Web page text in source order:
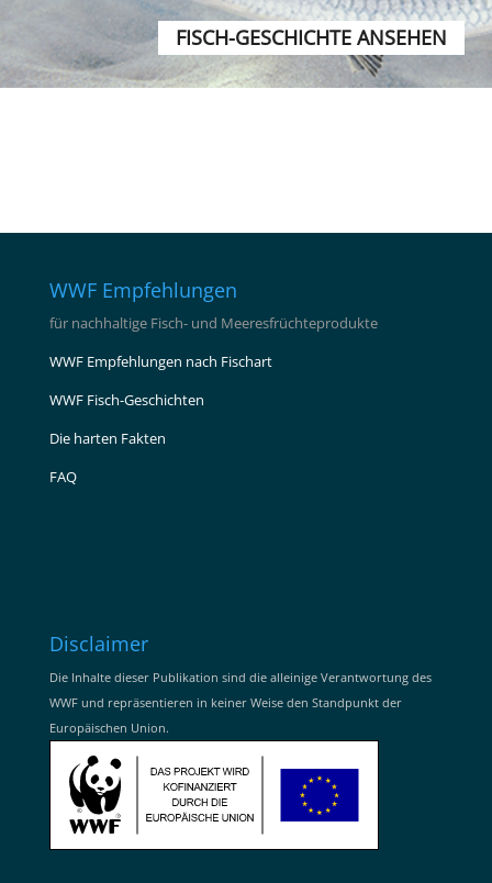
FISCH-GESCHICHTE ANSEHEN
WWF Empfehlungen
für nachhaltige Fisch- und Meeresfrüchteprodukte
WWF Empfehlungen nach Fischart
WWF Fisch-Geschichten
Die harten Fakten
FAQ
Disclaimer
Die Inhalte dieser Publikation sind die alleinige Verantwortung des
WWF und repräsentieren in keiner Weise den Standpunkt der
Europäischen Union.